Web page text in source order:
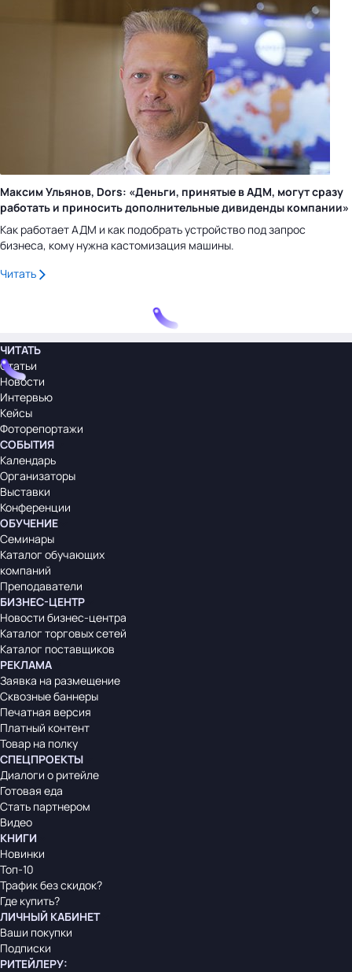
Максим Ульянов, Dors: «Деньги, принятые в АДМ, могут сразу
работать и приносить дополнительные дивиденды компании»
Как работает АДМ и как подобрать устройство под запрос
бизнеса, кому нужна кастомизация машины.
Читать
ЧИТАТЬ
Статьи
Новости
Интервью
Кейсы
Фоторепортажи
СОБЫТИЯ
Календарь
Организаторы
Выставки
Конференции
ОБУЧЕНИЕ
Семинары
Каталог обучающих
компаний
Преподаватели
БИЗНЕС-ЦЕНТР
Новости бизнес-центра
Каталог торговых сетей
Каталог поставщиков
РЕКЛАМА
Заявка на размещение
Сквозные баннеры
Печатная версия
Платный контент
Товар на полку
СПЕЦПРОЕКТЫ
Диалоги о ритейле
Готовая еда
Стать партнером
Видео
КНИГИ
Новинки
Топ-10
Трафик без скидок?
Где купить?
ЛИЧНЫЙ КАБИНЕТ
Ваши покупки
Подписки
РИТЕЙЛЕРУ: